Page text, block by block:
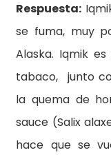
Respuesta:
se fuma, muy
Alaska. Iqmik
tabaco, junto
la quema de
sauce (Salix
hace que se